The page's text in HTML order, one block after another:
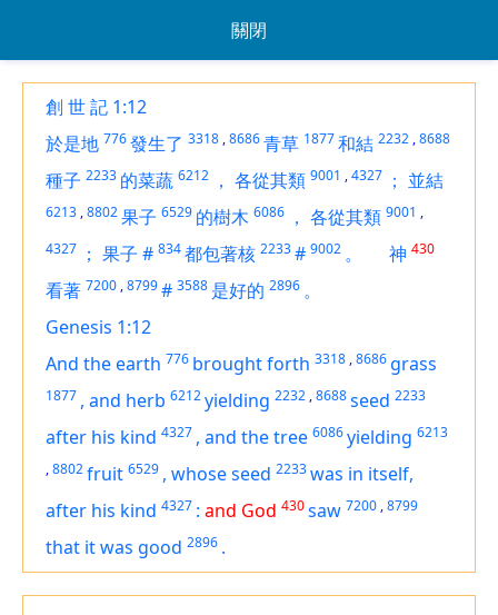
關閉
創 世 記 1:12
於是地 776發生了 3318 ,8686青草 1877和結 2232 ,8688
種子 2233 的菜蔬 6212 ， 各從其類 9001 ,4327 ； 並結
6213 ,8802果子 6529 的樹木 6086 ， 各從其類 9001 ,
4327 ； 果子 # 834都包著核 2233# 9002 。 神 430
看著 7200 ,8799# 3588 是好的 2896 。
Genesis 1:12
And the earth 776 brought forth 3318 ,8686 grass
1877 , and herb 6212yielding 2232 ,8688seed 2233
after his kind 4327 , and the tree 6086yielding 6213
,8802fruit 6529 , whose seed 2233was in itself,
after his kind 4327 : and God 430saw 7200 ,8799
that it was good 2896 .